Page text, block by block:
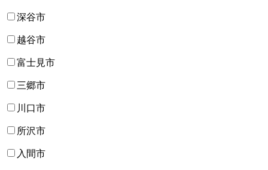
深谷市
越谷市
富士見市
三郷市
川口市
所沢市
入間市